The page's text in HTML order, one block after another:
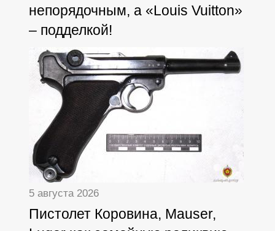
непорядочным, а «Louis Vuitton»
– подделкой!
5 августа 2026
Пистолет Коровина, Mauser,